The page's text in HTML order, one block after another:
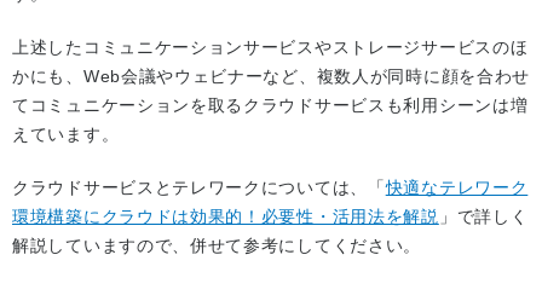
上述したコミュニケーションサービスやストレージサービスのほ
かにも、Web会議やウェビナーなど、複数人が同時に顔を合わせ
てコミュニケーションを取るクラウドサービスも利用シーンは増
えています。
クラウドサービスとテレワークについては、「快適なテレワーク
環境構築にクラウドは効果的！必要性・活用法を解説 」で詳しく
解説していますので、併せて参考にしてください。